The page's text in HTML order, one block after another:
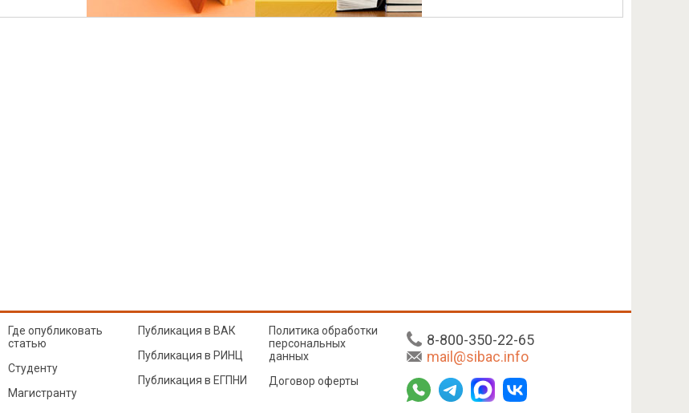
8-800-350-22-65
mail@sibac.info
Где опубликовать
статью
Студенту
Магистранту
Публикация в ВАК
Публикация в РИНЦ
Публикация в ЕГПНИ
Политика обработки
персональных
данных
Договор оферты